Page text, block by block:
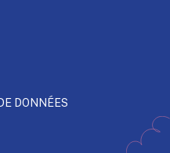
DONNÉES